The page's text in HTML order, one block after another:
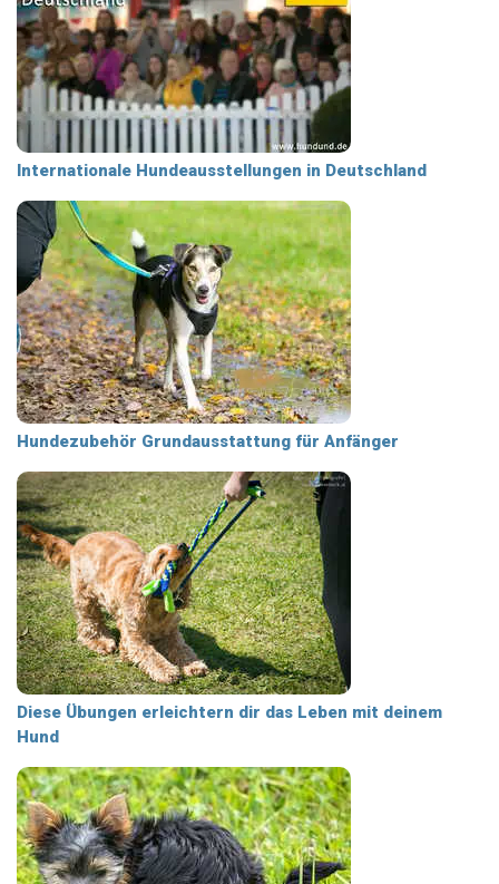
Internationale Hundeausstellungen in Deutschland
Hundezubehör Grundausstattung für Anfänger
Diese Übungen erleichtern dir das Leben mit deinem
Hund